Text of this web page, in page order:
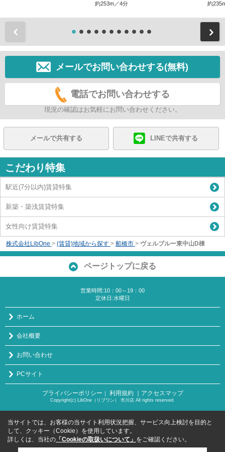
約253m／4分 約
メールでお問い合わせする(無料)
電話でお問い合わせする
現況の確認はお気軽にお問い合わせください。
メールで共有する LINEで共有する
こだわり特集
駅近(7分以内)賃貸特集
新築・築浅賃貸特集
女性向け賃貸特集
株式会社LibOne > (賃貸)地域から探す > 船橋市 > ヴェルブルー東中山D棟
ページトップに戻る
営業時間:10：00～19：00
定休日:水曜日
ホーム
会社概要
お問い合わせ
PCサイト
プライバシーポリシー 利用規約 ｜アクセスマップ
Copyright(c) LibOne（リブワン） 市川店 All rights reserved.
当サイトでは、お客様の当サイト利用状況把握、サービス向上検討を目的と
して、クッキー（Cookie）を使用しています。
詳しくは、当社の 「Cookieの取扱いについて」 をご確認ください。